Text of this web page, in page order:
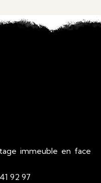
immeuble en face
92 97